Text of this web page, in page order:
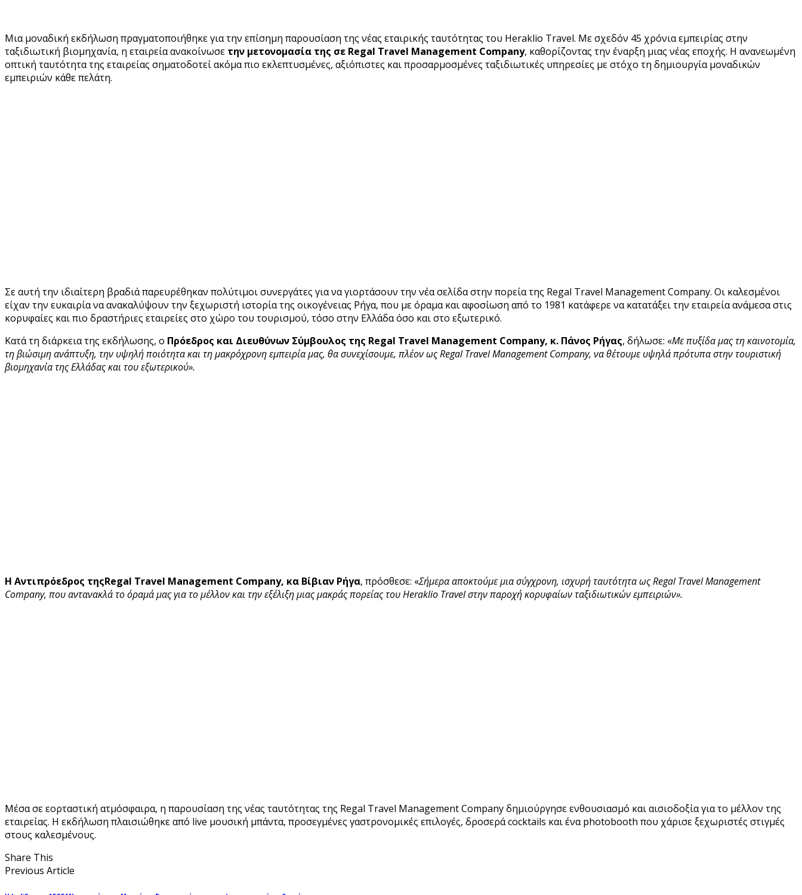
Μια μοναδική εκδήλωση πραγματοποιήθηκε για την επίσημη παρουσίαση της νέας εταιρικής ταυτότητας του Heraklio Travel. Με σχεδόν 45 χρόνια εμπειρίας στην
ταξιδιωτική βιομηχανία, η εταιρεία ανακοίνωσε την μετονομασία της σε Regal Travel Management Company, καθορίζοντας την έναρξη μιας νέας εποχής. Η ανανεωμένη
οπτική ταυτότητα της εταιρείας σηματοδοτεί ακόμα πιο εκλεπτυσμένες, αξιόπιστες και προσαρμοσμένες ταξιδιωτικές υπηρεσίες με στόχο τη δημιουργία μοναδικών
εμπειριών κάθε πελάτη.
Σε αυτή την ιδιαίτερη βραδιά παρευρέθηκαν πολύτιμοι συνεργάτες για να γιορτάσουν την νέα σελίδα στην πορεία της Regal Travel Management Company. Οι καλεσμένοι
είχαν την ευκαιρία να ανακαλύψουν την ξεχωριστή ιστορία της οικογένειας Ρήγα, που με όραμα και αφοσίωση από το 1981 κατάφερε να κατατάξει την εταιρεία ανάμεσα στις
κορυφαίες και πιο δραστήριες εταιρείες στο χώρο του τουρισμού, τόσο στην Ελλάδα όσο και στο εξωτερικό.
Κατά τη διάρκεια της εκδήλωσης, ο Πρόεδρος και Διευθύνων Σύμβουλος της Regal Travel Management Company, κ. Πάνος Ρήγας, δήλωσε: «Με πυξίδα μας τη καινοτομία,
τη βιώσιμη ανάπτυξη, την υψηλή ποιότητα και τη μακρόχρονη εμπειρία μας, θα συνεχίσουμε, πλέον ως Regal Travel Management Company, να θέτουμε υψηλά πρότυπα στην τουριστική
βιομηχανία της Ελλάδας και του εξωτερικού».
Η Αντιπρόεδρος τηςRegal Travel Management Company, κα Βίβιαν Ρήγα, πρόσθεσε: «Σήμερα αποκτούμε μια σύγχρονη, ισχυρή ταυτότητα ωςRegal TravelManagement
Company, που αντανακλά το όραμά μας για το μέλλον και την εξέλιξη μιας μακράς πορείας του Heraklio Travel στην παροχή κορυφαίων ταξιδιωτικών εμπειριών».
Μέσα σε εορταστική ατμόσφαιρα, η παρουσίαση της νέας ταυτότητας της Regal Travel Management Company δημιούργησε ενθουσιασμό και αισιοδοξία για το μέλλον της
εταιρείας. Η εκδήλωση πλαισιώθηκε από live μουσική μπάντα, προσεγμένες γαστρονομικές επιλογές, δροσερά cocktails και ένα photobooth που χάρισε ξεχωριστές στιγμές
στους καλεσμένους.
Share This
Previous Article